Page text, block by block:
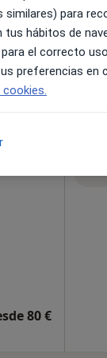
Primera visita de fisioterapia en suelo pélvico 60 €
80 €
similares) para
tus hábitos de
el correcto
preferencias en